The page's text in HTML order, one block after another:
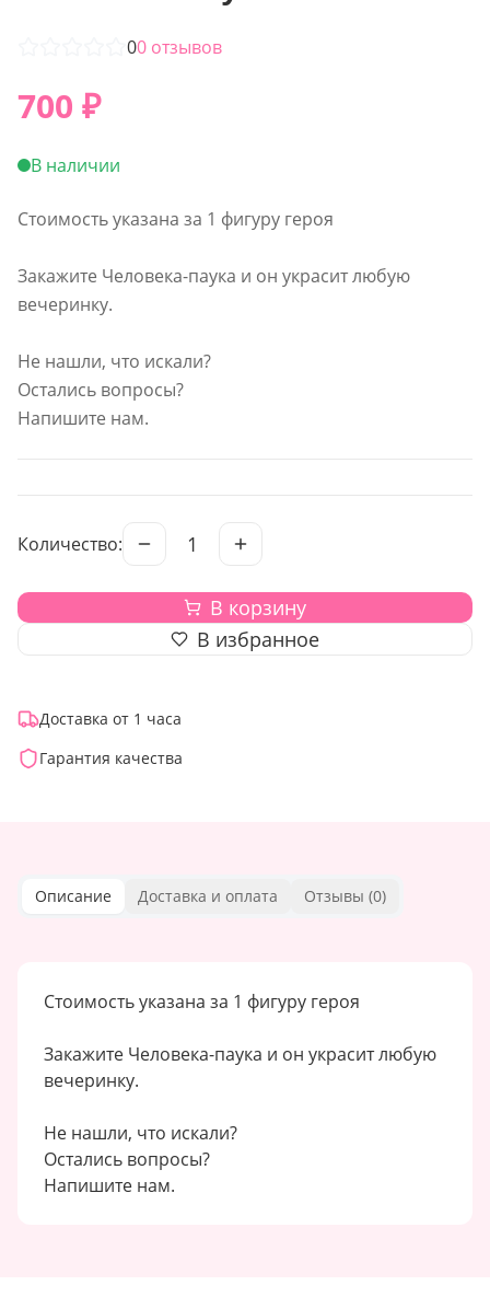
00 отзывов
700 ₽
В наличии
Стоимость указана за 1 фигуру героя
Закажите Человека-паука и он украсит любую
вечеринку.
Не нашли, что искали?
Остались вопросы?
Напишите нам.
Количество: 1
В корзину
В избранное
Доставка от 1 часа
Гарантия качества
Описание Доставка и оплата Отзывы (0)
Стоимость указана за 1 фигуру героя
Закажите Человека-паука и он украсит любую
вечеринку.
Не нашли, что искали?
Остались вопросы?
Напишите нам.